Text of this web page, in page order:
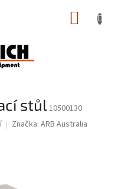
stůl10500130
Značka: ARB Australia